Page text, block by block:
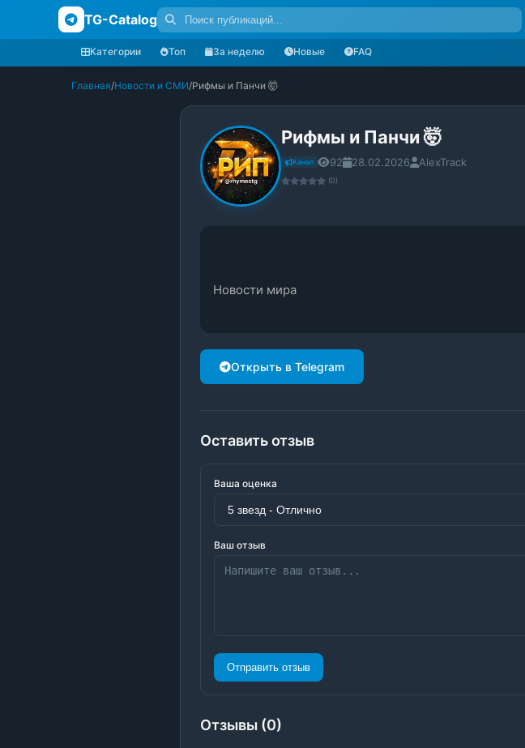
TG-Catalog
Категории Топ За неделю Новые FAQ
Главная/Новости и СМИ/Рифмы и Панчи 🤯
Рифмы и Панчи 🤯
Канал 92 28.02.2026 AlexTrack
(0)
Новости мира
Открыть в Telegram
Оставить отзыв
Ваша оценка
Ваш отзыв
Отправить отзыв
Отзывы (0)